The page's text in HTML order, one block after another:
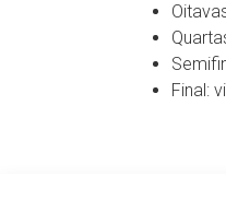
Final: